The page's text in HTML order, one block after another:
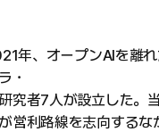
年、オープンAIを離れ
・
究者7人が設立した。当
営利路線を志向するな